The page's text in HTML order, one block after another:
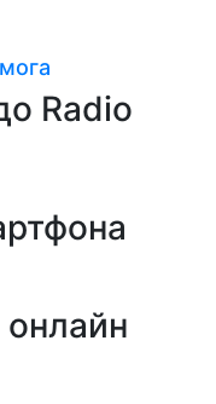
Radio
онлайн